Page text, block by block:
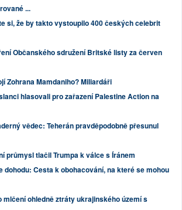
...
si, že by takto vystoupilo 400 českých celebrit
Občanského sdružení Britské listy za červen
Zohrana Mamdaniho? Miliardáři
hlasovali pro zařazení Palestine Action na
vědec: Teherán pravděpodobně přesunul
průmysl tlačil Trumpa k válce s Íránem
dohodu: Cesta k obohacování, na které se mohou
mlčení ohledně ztráty ukrajinského území s